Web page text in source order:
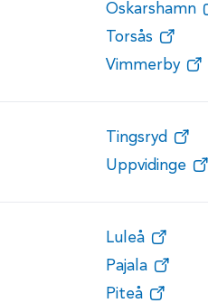
Oskarshamn
Torsås
Vimmerby
Tingsryd
Uppvidinge
Luleå
Pajala
Piteå